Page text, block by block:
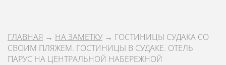
ГЛАВНАЯ → НА ЗАМЕТКУ → ГОСТИНИЦЫ СУДАКА СО
СВОИМ ПЛЯЖЕМ. ГОСТИНИЦЫ В СУДАКЕ. ОТЕЛЬ
ПАРУС НА ЦЕНТРАЛЬНОЙ НАБЕРЕЖНОЙ